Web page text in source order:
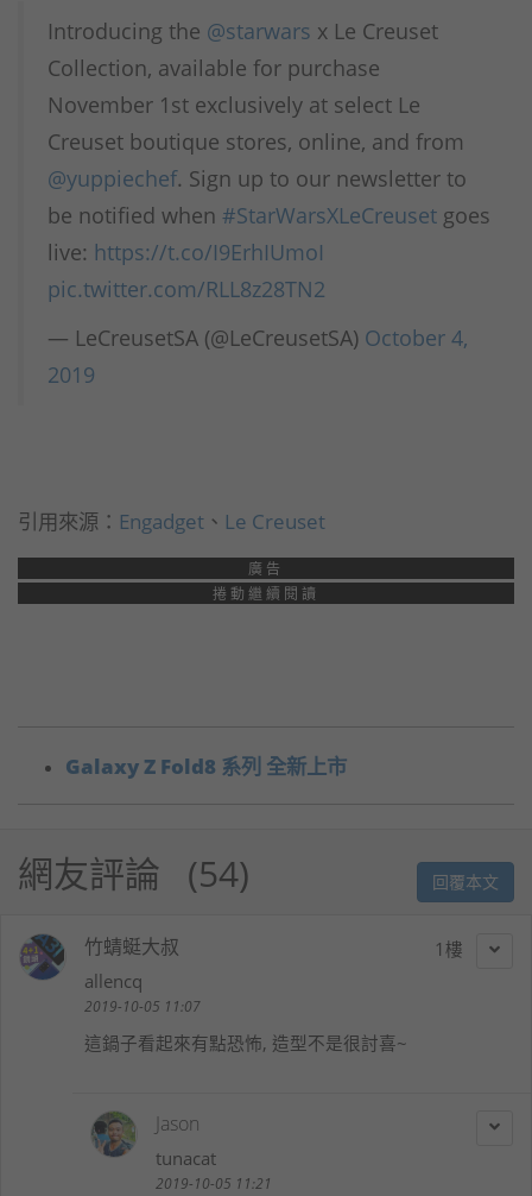
Introducing the @starwars x Le Creuset
Collection, available for purchase
November 1st exclusively at select Le
Creuset boutique stores, online, and from
@yuppiechef. Sign up to our newsletter to
be notified when #StarWarsXLeCreuset goes
live: https://t.co/I9ErhIUmoI
pic.twitter.com/RLL8z28TN2
— LeCreusetSA (@LeCreusetSA) October 4,
2019
引用來源： Engadget 、 Le Creuset
廣告
捲動繼續閱讀
Galaxy Z Fold8 系列 全新上市
網友評論 54 回覆本文
1
竹蜻蜓大叔
allencq
2019-10-05 11:07
這鍋子看起來有點恐怖, 造型不是很討喜~
Jason
tunacat
2019-10-05 11:21